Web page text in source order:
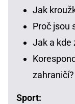
Jak
Proč jsou
Jak a kde
zahraničí?
Sport: